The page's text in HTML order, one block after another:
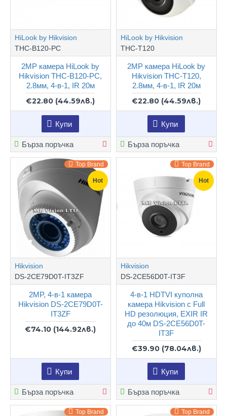
HiLook by Hikvision
THC-B120-PC
2MP камера HiLook by
Hikvision THC-B120-PC,
2.8мм, 4-в-1, IR 20м
€22.80 (44.59лв.)
Купи
Бърза поръчка
HiLook by Hikvision
THC-T120
2MP камера HiLook by
Hikvision THC-T120,
2.8мм, 4-в-1, IR 20м
€22.80 (44.59лв.)
Купи
Бърза поръчка
Hot
Top Brand
Hikvision
DS-2CE79D0T-IT3ZF
2MP, 4-в-1 камера
Hikvision DS-2CE79D0T-
IT3ZF
€74.10 (144.92лв.)
Купи
Бърза поръчка
Hot
Top Brand
Hikvision
DS-2CE56D0T-IT3F
4-в-1 HDTVI куполна
камера Hikvision с Full
HD резолюция, EXIR IR
до 40м DS-2CE56D0T-
IT3F
€39.90 (78.04лв.)
Купи
Бърза поръчка
Top Brand Top Brand